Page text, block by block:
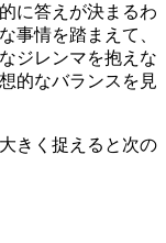
に答えが決まるわ
事情を踏まえて、
ジレンマを抱えな
的なバランスを見
きく捉えると次の